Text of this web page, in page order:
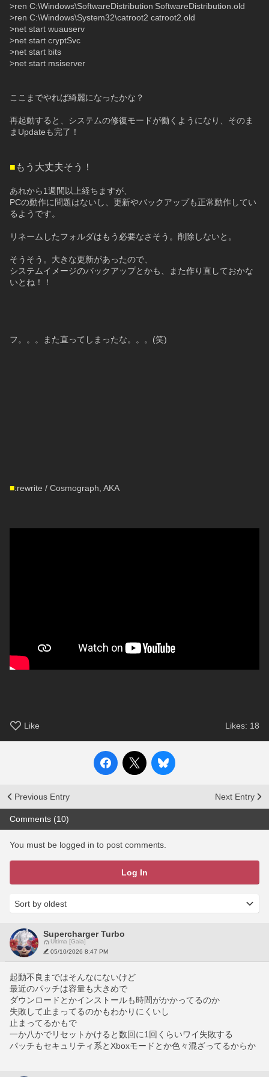
>ren C:\Windows\SoftwareDistribution SoftwareDistribution.old
>ren C:\Windows\System32\catroot2 catroot2.old
>net start wuauserv
>net start cryptSvc
>net start bits
>net start msiserver
ここまでやれば綺麗になったかな？
再起動すると、システムの修復モードが働くようになり、そのま
まUpdateも完了！
■ もう大丈夫そう！
あれから1週間以上経ちますが、
PCの動作に問題はないし、更新やバックアップも正常動作してい
るようです。
リネームしたフォルダはもう必要なさそう。削除しないと。
そうそう。大きな更新があったので、
システムイメージのバックアップとかも、また作り直しておかな
いとね！！
フ。。。また直ってしまったな。。。(笑)
■:rewrite / Cosmograph, AKA
Like Likes: 18
Previous Entry Next Entry
Comments (10)
You must be logged in to post comments.
Log In
Supercharger Turbo
Ultima [Gaia]
05/10/2026 8:47 PM
起動不良まではそんなにないけど
最近のパッチは容量も大きめで
ダウンロードとかインストールも時間がかかってるのか
失敗して止まってるのかもわかりにくいし
止まってるかもで
一か八かでリセットかけると数回に1回くらいワイ失敗する
パッチもセキュリティ系とXboxモードとか色々混ざってるからか